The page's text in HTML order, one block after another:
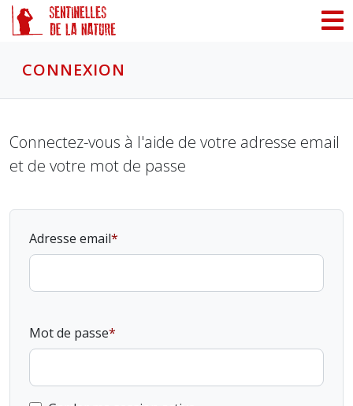
CONNEXION
Connectez-vous à l'aide de votre adresse email
et de votre mot de passe
Adresse email
Mot de passe
Panneau de gestion des cookies